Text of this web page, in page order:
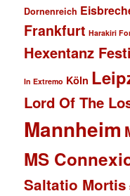
Dornenreich
Frankfurt Harakiri
Hexentanz
In Extremo Köln
Lord Of The
Mannheim
MS
Saltatio Mortis